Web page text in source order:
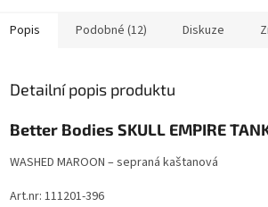
Popis Podobné (12) Diskuze
Detailní popis produktu
Better Bodies SKULL EMPIRE
WASHED MAROON – sepraná kaštanová
Art.nr: 111201-396